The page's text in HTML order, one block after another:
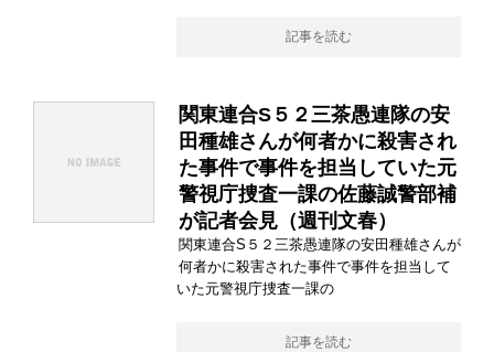
記事を読む
関東連合S５２三茶愚連隊の安
田種雄さんが何者かに殺害され
た事件で事件を担当していた元
警視庁捜査一課の佐藤誠警部補
が記者会見（週刊文春）
関東連合S５２三茶愚連隊の安田種雄さんが
何者かに殺害された事件で事件を担当して
いた元警視庁捜査一課の
記事を読む